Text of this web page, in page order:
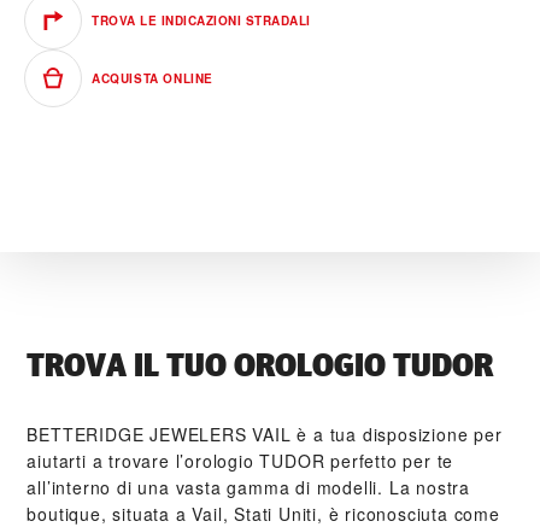
TROVA LE INDICAZIONI STRADALI
ACQUISTA ONLINE
TROVA IL TUO OROLOGIO TUDOR
‭BETTERIDGE JEWELERS VAIL‬ è a tua disposizione per
aiutarti a trovare l’orologio TUDOR perfetto per te
all’interno di una vasta gamma di modelli. La nostra
boutique, situata a Vail, Stati Uniti, è riconosciuta come